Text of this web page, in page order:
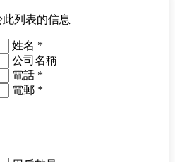
列表的信息
姓名 *
公司名稱
電話 *
電郵 *